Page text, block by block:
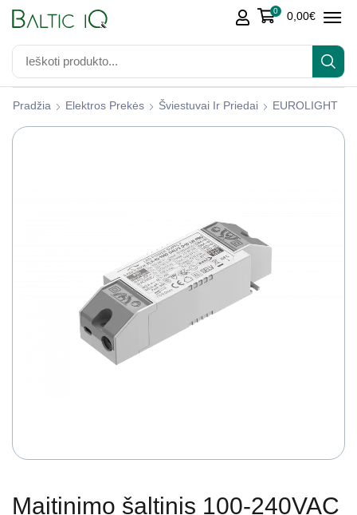
0 0,00€
Pradžia Elektros Prekės Šviestuvai Ir Priedai EUROLIGHT
Maitinimo šaltinis 100-240VAC